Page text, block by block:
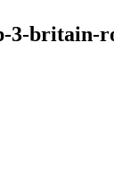
3-britain-